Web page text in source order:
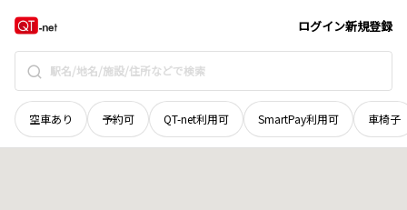
ログイン新規登録
空車あり 予約可 QT-net利用可 SmartPay利用可 車椅子
京都府